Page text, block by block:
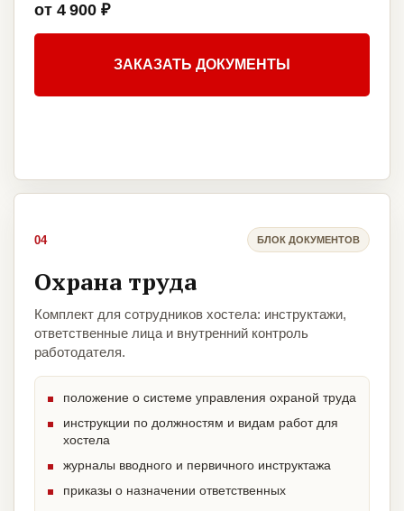
от 4 900 ₽
ЗАКАЗАТЬ ДОКУМЕНТЫ
04 БЛОК ДОКУМЕНТОВ
Охрана труда
Комплект для сотрудников хостела: инструктажи,
ответственные лица и внутренний контроль
работодателя.
положение о системе управления охраной труда
инструкции по должностям и видам работ для
хостела
журналы вводного и первичного инструктажа
приказы о назначении ответственных